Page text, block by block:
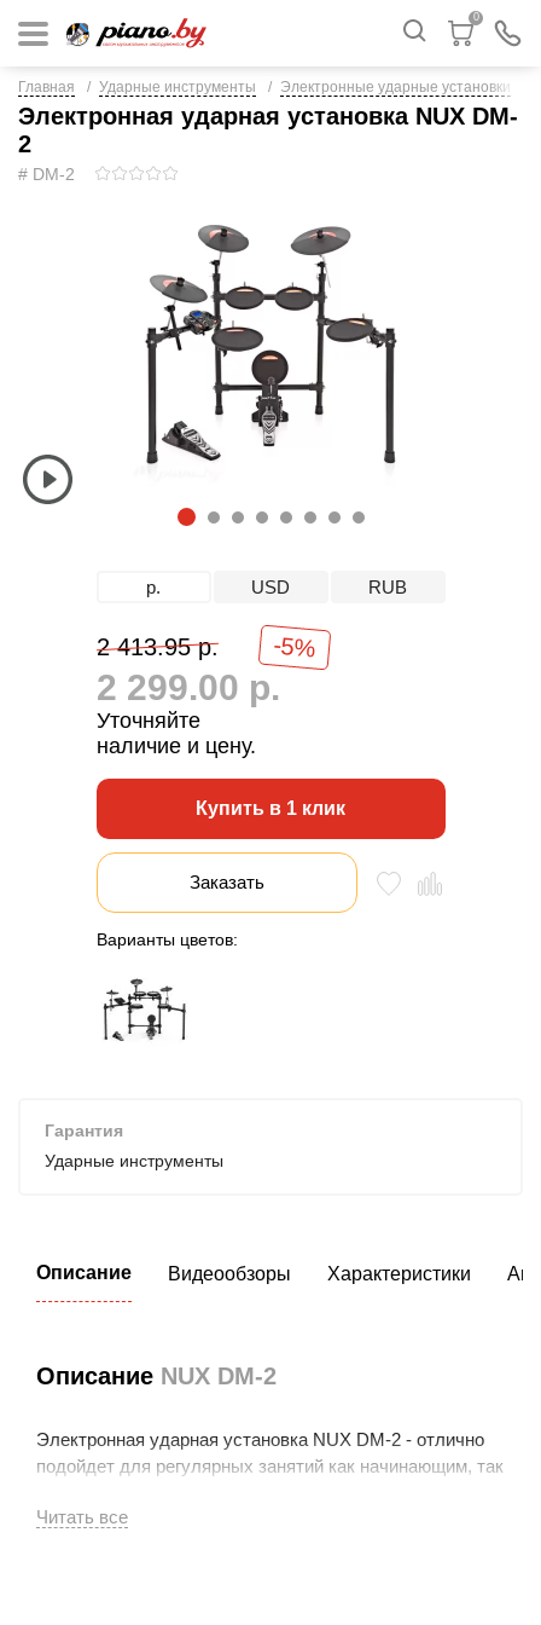
0
Главная Ударные инструменты Электронные ударные установки
Электронная ударная установка NUX DM-
2
# DM-2
1 2 3 4 5 6 7 8
р. USD RUB
2 413.95 р. -5%
2 299.00 р.
Уточняйте
наличие и цену.
Купить в 1 клик
Заказать
Варианты цветов:
Гарантия
Ударные инструменты
Описание Видеообзоры Характеристики
Описание NUX DM-2
Электронная ударная установка NUX DM-2 - отлично
подойдет для регулярных занятий как начинающим, так